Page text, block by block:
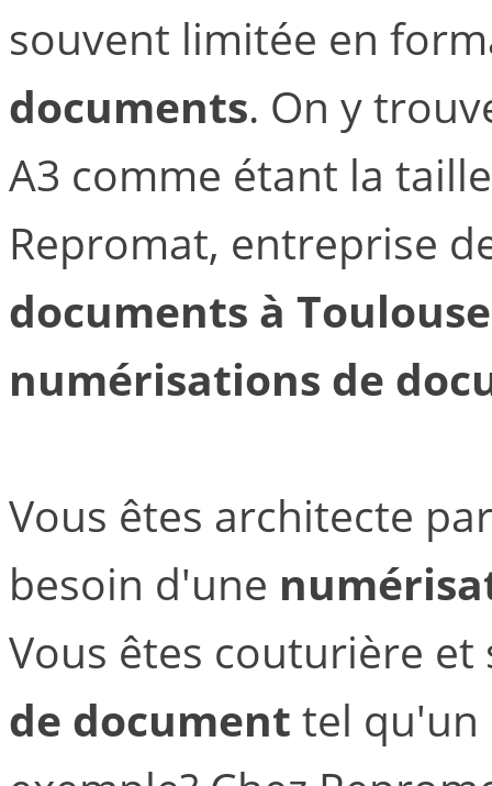
souvent limitée en
documents. On y
A3 comme étant la
Repromat, entreprise
documents à Toulouse
numérisations de
Vous êtes architecte
besoin d'une
Vous êtes couturière
de document tel qu'un